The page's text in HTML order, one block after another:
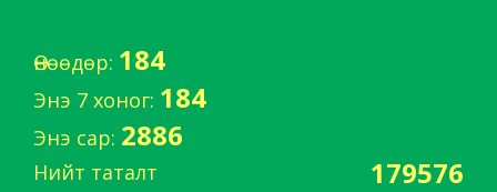
Өнөөдөр: 184
Энэ 7 хоног: 184
Энэ сар: 2886
Нийт таталт 179576